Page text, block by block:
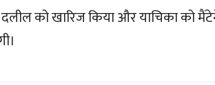
दलील को खारिज किया और याचिका को